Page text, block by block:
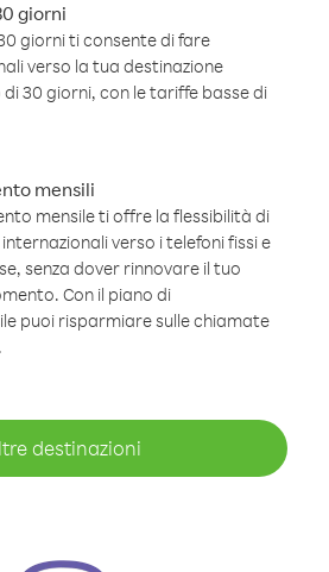
giorni
giorni ti consente di fare
verso la tua destinazione
30 giorni, con le tariffe basse di
mensili
mensile ti offre la flessibilità di
verso i telefoni fissi e
senza dover rinnovare il tuo
Con il piano di
puoi risparmiare sulle chiamate
destinazioni